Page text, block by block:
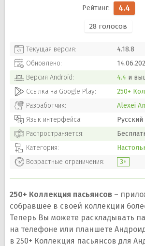
4.4
28 голосов
Текущая версия:
4.18.8
Обновлено:
Версия Android: 4.4 и
Ссылка на Google Play:
250+
Разработчик:
Alexei
Язык интерфейса:
Русский
Распространяется:
Категория:
Возрастные ограничения:
3+
250+ Коллекция пасьянсов –
собравшее в своей коллекции
Теперь Вы можете раскладывать
на телефоне или планшете
в 250+ Коллекция пасьянсов для